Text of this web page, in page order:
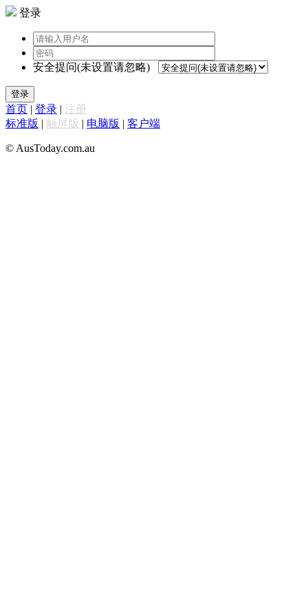
登录
安全提问(未设置请忽略)
登录
首页 | 登录 | 注册
标准版 | 触屏版 | 电脑版 | 客户端
© AusToday.com.au